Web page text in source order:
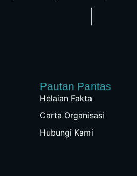
Pautan Pantas
Helaian Fakta
Carta Organisasi
Hubungi Kami